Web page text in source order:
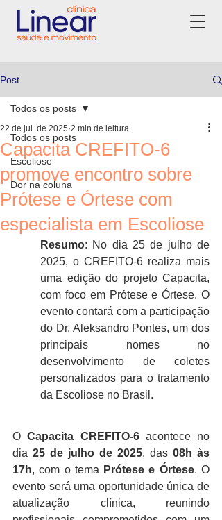
Post
Todos os posts
Escoliose
Dor na coluna
Todos os posts
Capacita CREFITO-6
promove encontro sobre
Prótese e Órtese com
especialista em Escoliose
22 de jul. de 2025 2 min de leitura
Resumo: No dia 25 de julho de
2025, o CREFITO-6 realiza mais
uma edição do projeto Capacita,
com foco em Prótese e Órtese. O
evento contará com a participação
do Dr. Aleksandro Pontes, um dos
principais nomes no
desenvolvimento de coletes
personalizados para o tratamento
da Escoliose no Brasil.
O Capacita CREFITO-6 acontece no
dia 25 de julho de 2025, das 08h às
17h, com o tema Prótese e Órtese. O
evento será uma oportunidade única de
atualização clínica, reunindo